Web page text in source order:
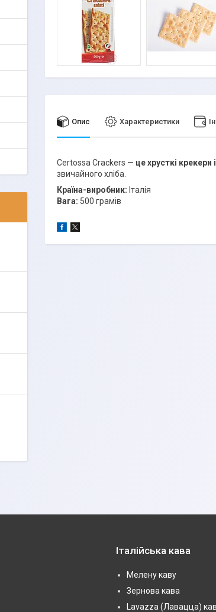
Опис Характеристики
Certossa Crackers — це хрусткі крекери
звичайного хліба.
Країна-виробник: Італія
Вага: 500 грамів
Італійська кава
Мелену каву
Зернова кава
Lavazza (Лавацца)